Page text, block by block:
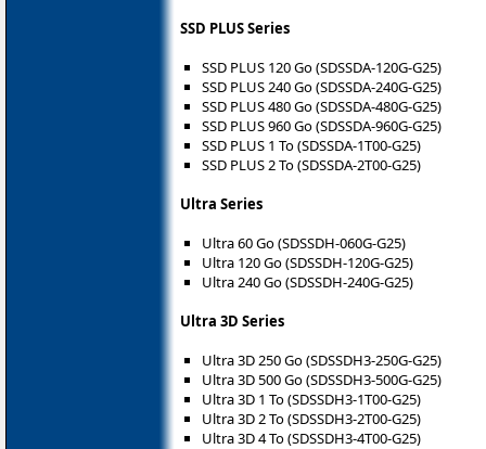
SSD PLUS Series
SSD PLUS 120 Go (SDSSDA-120G-G25)
SSD PLUS 240 Go (SDSSDA-240G-G25)
SSD PLUS 480 Go (SDSSDA-480G-G25)
SSD PLUS 960 Go (SDSSDA-960G-G25)
SSD PLUS 1 To (SDSSDA-1T00-G25)
SSD PLUS 2 To (SDSSDA-2T00-G25)
Ultra Series
Ultra 60 Go (SDSSDH-060G-G25)
Ultra 120 Go (SDSSDH-120G-G25)
Ultra 240 Go (SDSSDH-240G-G25)
Ultra 3D Series
Ultra 3D 250 Go (SDSSDH3-250G-G25)
Ultra 3D 500 Go (SDSSDH3-500G-G25)
Ultra 3D 1 To (SDSSDH3-1T00-G25)
Ultra 3D 2 To (SDSSDH3-2T00-G25)
Ultra 3D 4 To (SDSSDH3-4T00-G25)